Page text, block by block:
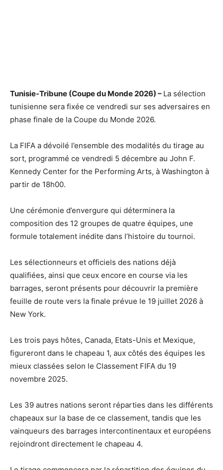
Tunisie-Tribune (Coupe du Monde 2026) – La sélection
tunisienne sera fixée ce vendredi sur ses adversaires en
phase finale de la Coupe du Monde 2026.
La FIFA a dévoilé l’ensemble des modalités du tirage au
sort, programmé ce vendredi 5 décembre au John F.
Kennedy Center for the Performing Arts, à Washington à
partir de 18h00.
Une cérémonie d’envergure qui déterminera la
composition des 12 groupes de quatre équipes, une
formule totalement inédite dans l’histoire du tournoi.
Les sélectionneurs et officiels des nations déjà
qualifiées, ainsi que ceux encore en course via les
barrages, seront présents pour découvrir la première
feuille de route vers la finale prévue le 19 juillet 2026 à
New York.
Les trois pays hôtes, Canada, Etats-Unis et Mexique,
figureront dans le chapeau 1, aux côtés des équipes les
mieux classées selon le Classement FIFA du 19
novembre 2025.
Les 39 autres nations seront réparties dans les différents
chapeaux sur la base de ce classement, tandis que les
vainqueurs des barrages intercontinentaux et européens
rejoindront directement le chapeau 4.